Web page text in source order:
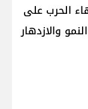
الحرب على
والازدهار